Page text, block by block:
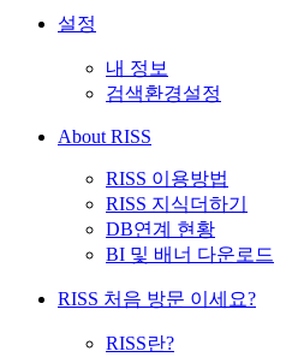
설정
내 정보
검색환경설정
About RISS
RISS 이용방법
RISS 지식더하기
DB연계 현황
BI 및 배너 다운로드
RISS 처음 방문 이세요?
RISS란?